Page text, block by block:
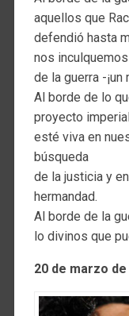
aquellos que
defendió hasta
nos
de la guerra -
Al borde de lo
proyecto
esté viva en
búsqueda
de la justicia y
hermandad.
Al borde de la
lo divinos que
20 de marzo de